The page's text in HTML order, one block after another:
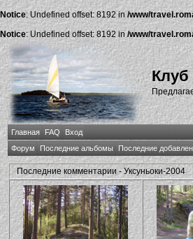
Notice: Undefined offset: 8192 in /www/
Notice: Undefined offset: 8192 in/www/
Клуб
Главная FAQ
Вход
Форум
Последние альбомы Последние
Последние комментарии - Уксуньоки-2004